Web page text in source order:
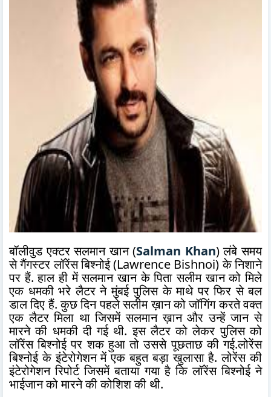
बॉलीवुड एक्टर सलमान खान (Salman Khan) लंबे समय
से गैंगस्टर लॉरेंस बिश्नोई (Lawrence Bishnoi) के निशाने
पर हैं. हाल ही में सलमान खान के पिता सलीम खान को मिले
एक धमकी भरे लैटर ने मुंबई पुलिस के माथे पर फिर से बल
डाल दिए हैं. कुछ दिन पहले सलीम ख़ान को जॉगिंग करते वक्त
एक लैटर मिला था जिसमें सलमान ख़ान और उन्हें जान से
मारने की धमकी दी गई थी. इस लैटर को लेकर पुलिस को
लॉरेंस बिश्नोई पर शक हुआ तो उससे पूछताछ की गई.लोरेंस
बिश्नोई के इंटेरोगेशन में एक बहुत बड़ा खुलासा है. लोरेंस की
इंटेरोगेशन रिपोर्ट जिसमें बताया गया है कि लॉरेंस बिश्नोई ने
भाईजान को मारने की कोशिश की थी.